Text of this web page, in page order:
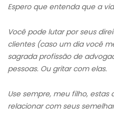
Espero que entenda que a
Você pode lutar por seus
clientes (caso um dia você
sagrada profissão de
pessoas. Ou gritar com elas.
Use sempre, meu filho,
relacionar com seus